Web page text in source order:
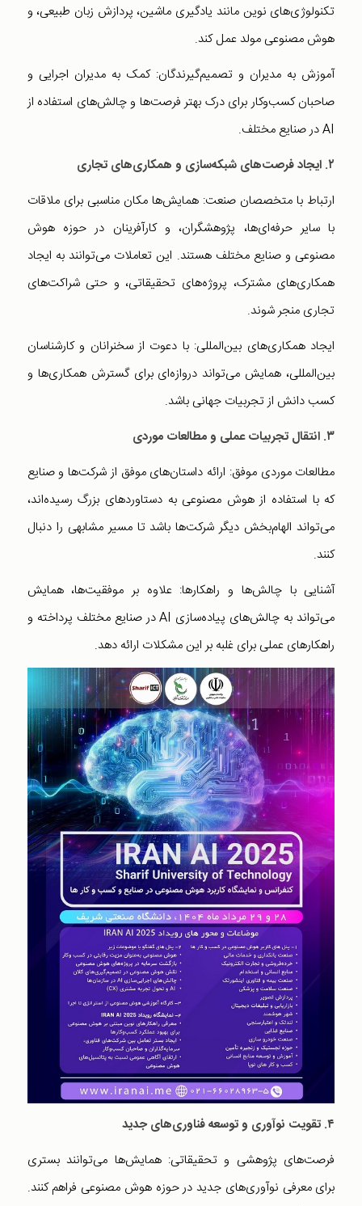
تکنولوژی‌های نوین مانند یادگیری ماشین، پردازش زبان طبیعی، و
هوش مصنوعی مولد عمل کند.
آموزش به مدیران و تصمیم‌گیرندگان: کمک به مدیران اجرایی و
صاحبان کسب‌وکار برای درک بهتر فرصت‌ها و چالش‌های استفاده از
AI در صنایع مختلف.
۲. ایجاد فرصت‌های شبکه‌سازی و همکاری‌های تجاری
ارتباط با متخصصان صنعت: همایش‌ها مکان مناسبی برای ملاقات
با سایر حرفه‌ای‌ها، پژوهشگران، و کارآفرینان در حوزه هوش
مصنوعی و صنایع مختلف هستند. این تعاملات می‌توانند به ایجاد
همکاری‌های مشترک، پروژه‌های تحقیقاتی، و حتی شراکت‌های
تجاری منجر شوند.
ایجاد همکاری‌های بین‌المللی: با دعوت از سخنرانان و کارشناسان
بین‌المللی، همایش می‌تواند دروازه‌ای برای گسترش همکاری‌ها و
کسب دانش از تجربیات جهانی باشد.
۳. انتقال تجربیات عملی و مطالعات موردی
مطالعات موردی موفق: ارائه داستان‌های موفق از شرکت‌ها و صنایع
که با استفاده از هوش مصنوعی به دستاوردهای بزرگ رسیده‌اند،
می‌تواند الهام‌بخش دیگر شرکت‌ها باشد تا مسیر مشابهی را دنبال
کنند.
آشنایی با چالش‌ها و راهکارها: علاوه بر موفقیت‌ها، همایش
می‌تواند به چالش‌های پیاده‌سازی AI در صنایع مختلف پرداخته و
راهکارهای عملی برای غلبه بر این مشکلات ارائه دهد.
۴. تقویت نوآوری و توسعه فناوری‌های جدید
فرصت‌های پژوهشی و تحقیقاتی: همایش‌ها می‌توانند بستری
برای معرفی نوآوری‌های جدید در حوزه هوش مصنوعی فراهم کنند.